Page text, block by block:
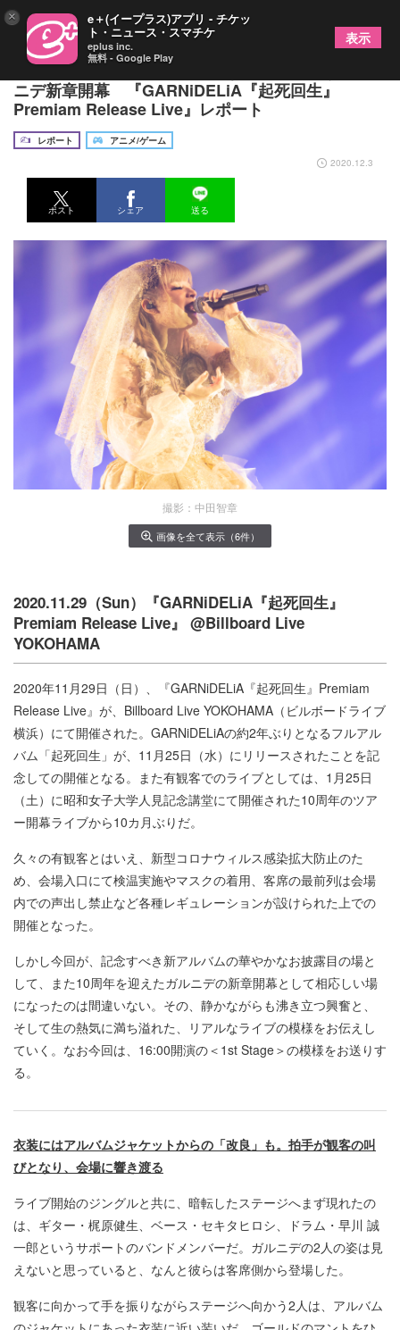
10周年の新しい音楽と変わらない信念を掲げ、ガル
ニデ新章開幕 『GARNiDELiA『起死回生』
Premiam Release Live』レポート
レポート
アニメ/ゲーム
2020.12.3
ポスト シェア 送る
撮影：中田智章
画像を全て表示（6件）
2020.11.29（Sun）『GARNiDELiA『起死回生』
Premiam Release Live』 @Billboard Live
YOKOHAMA
2020年11月29日（日）、『GARNiDELiA『起死回生』Premiam
Release Live』が、Billboard Live YOKOHAMA（ビルボードライブ
横浜）にて開催された。GARNiDELiAの約2年ぶりとなるフルアル
バム「起死回生」が、11月25日（水）にリリースされたことを記
念しての開催となる。また有観客でのライブとしては、1月25日
（土）に昭和女子大学人見記念講堂にて開催された10周年のツア
ー開幕ライブから10カ月ぶりだ。
久々の有観客とはいえ、新型コロナウィルス感染拡大防止のた
め、会場入口にて検温実施やマスクの着用、客席の最前列は会場
内での声出し禁止など各種レギュレーションが設けられた上での
開催となった。
しかし今回が、記念すべき新アルバムの華やかなお披露目の場と
して、また10周年を迎えたガルニデの新章開幕として相応しい場
になったのは間違いない。その、静かながらも沸き立つ興奮と、
そして生の熱気に満ち溢れた、リアルなライブの模様をお伝えし
ていく。なお今回は、16:00開演の＜1st Stage＞の模様をお送りす
る。
衣装にはアルバムジャケットからの「改良」も。拍手が観客の叫
びとなり、会場に響き渡る
ライブ開始のジングルと共に、暗転したステージへまず現れたの
は、ギター・梶原健生、ベース・セキタヒロシ、ドラム・早川 誠
一郎というサポートのバンドメンバーだ。ガルニデの2人の姿は見
えないと思っていると、なんと彼らは客席側から登場した。
観客に向かって手を振りながらステージへ向かう2人は、アルバム
× e＋(イープラス)アプリ - チケッ
ト・ニュース・スマチケ
eplus inc.
無料 - Google Play
表示